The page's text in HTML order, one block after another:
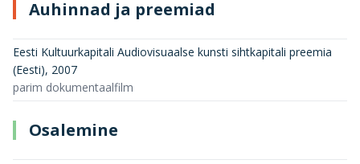
Auhinnad ja preemiad
Eesti Kultuurkapitali Audiovisuaalse kunsti sihtkapitali preemia
(Eesti), 2007
parim dokumentaalfilm
Osalemine